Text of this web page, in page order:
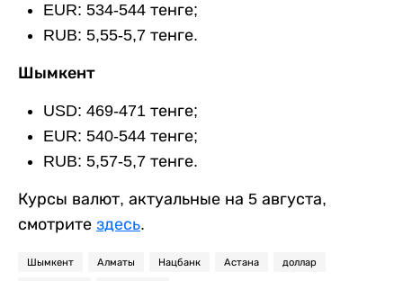
EUR: 534-544 тенге;
RUB: 5,55-5,7 тенге.
Шымкент
USD: 469-471 тенге;
EUR: 540-544 тенге;
RUB: 5,57-5,7 тенге.
Курсы валют, актуальные на 5 августа,
смотрите здесь.
Шымкент Алматы Нацбанк Астана доллар